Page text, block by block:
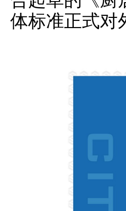
体标准正式对